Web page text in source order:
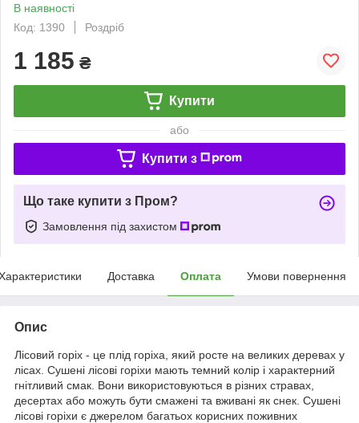
В наявності
Код: 1390
Роздріб
1 185 ₴
Купити
або
Купити з
Що таке купити з Пром?
Замовлення під захистом
Доставка Оплата Умови повернення
Опис
Лісовий горіх - це плід горіха, який росте на великих деревах у
лісах. Сушені лісові горіхи мають темний колір і характерний
гнітливий смак. Вони використовуються в різних стравах,
десертах або можуть бути смажені та вживані як снек. Сушені
лісові горіхи є джерелом багатьох корисних поживних